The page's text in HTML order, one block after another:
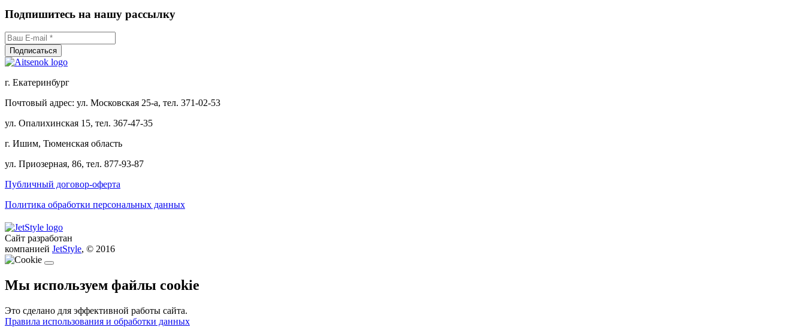
Подпишитесь на нашу рассылку
г. Екатеринбург
Почтовый адрес: ул. Московская 25-а, тел. 371-02-53
ул. Опалихинская 15, тел. 367-47-35
г. Ишим, Тюменская область
ул. Приозерная, 86, тел. 877-93-87
Публичный договор-оферта
Политика обработки персональных данных
Сайт разработан
компанией JetStyle, © 2016
Мы используем файлы cookie
Это сделано для эффективной работы сайта.
Правила использования и обработки данных